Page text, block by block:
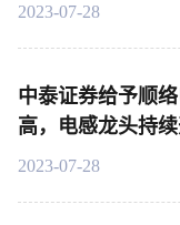
2023-07-28
中泰证券给予顺
高，电感龙头持
2023-07-28